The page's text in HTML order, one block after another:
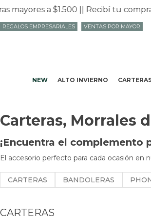
a $1.500 || Recibí tu compraen
NEW ALTO INVIERNO
REGALOS EMPRESARIALES VENTAS POR MAYOR
Carteras, Morrales
¡Encuentra el complemento
El accesorio perfecto para cada ocasión en
CARTERAS BANDOLERAS
CARTERAS